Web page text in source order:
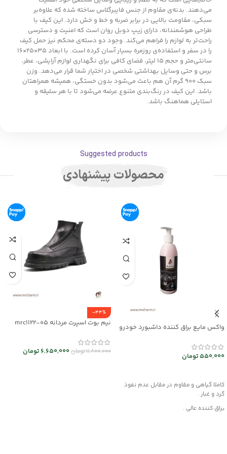
می‌دهند. بدنه‌ی مقاوم از جنس فایبرگلاس ساخته شده که علاوه‌بر
سبکی، مقاومت بالایی در برابر ضربه و خط و خش دارد. این کیف با
طراحی هوشمندانه، دارای زیپ دوبل روان است که امنیت و دسترسی
راحت‌تر به لوازم را فراهم می‌کند. وجود دو دسته‌ی محکم نیز حمل کیف
را در سفر و استفاده‌ی روزمره بسیار آسان کرده است. با ابعاد ۳۵×۲۵×۱۶
سانتی‌متر و حجم ۱۵ لیتر، فضای کافی برای نگهداری لوازم آرایشی، عطر،
برس و حتی وسایل بهداشتی شخصی در اختیار شما قرار می‌دهد. وزن
سبک ۹۰۰ گرم آن هم باعث می‌شود بدون خستگی، همیشه همراهتان
باشد. این کیف در رنگ‌بندی متنوع عرضه می‌شود تا با هر سلیقه و
استایلی هماهنگ باشد.
Suggested products
محصولات پیشنهادی
واکس مایع براق کننده داشبورد خودرو
550,000تومان
کاملا گیاهی و مقاوم در مقابل عدم نفوذ
گرد و غبار .
براق کننده عالی .
-44%
نیم بوت اسپرت مردانه mrc1122-05
11,800,000تومان6,650,000 تومان